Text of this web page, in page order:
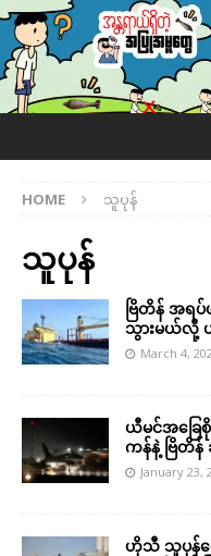
HOME သူပုန်
သူပုန်
ဗြိတိန် အရ
သွားမယ်လို့
March 4,
ယီမင်အခြ
ကန်နဲ့ ဗြိ
January 23,
ဟိုသီ သူပုန်တွ